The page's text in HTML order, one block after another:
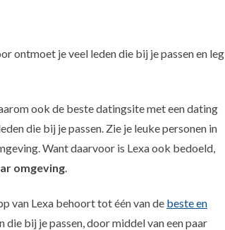
ontmoet je veel leden die bij je passen en leg
ook de beste datingsite met een dating
die bij je passen. Zie je leuke personen in
Want daarvoor is Lexa ook bedoeld,
omgeving.
van Lexa behoort tot één van de beste en
bij je passen, door middel van een paar